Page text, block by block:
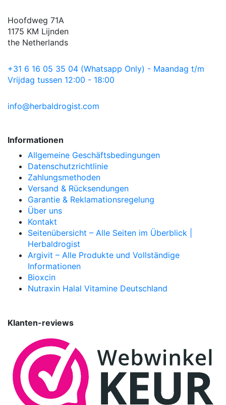
Hoofdweg 71A
1175 KM Lijnden
the Netherlands
+31 6 16 05 35 04 (Whatsapp Only) - Maandag t/m
Vrijdag tussen 12:00 - 18:00
info@herbaldrogist.com
Informationen
Allgemeine Geschäftsbedingungen
Datenschutzrichtlinie
Zahlungsmethoden
Versand & Rücksendungen
Garantie & Reklamationsregelung
Über uns
Kontakt
Seitenübersicht – Alle Seiten im Überblick |
Herbaldrogist
Argivit – Alle Produkte und Vollständige
Informationen
Bioxcin
Nutraxin Halal Vitamine Deutschland
Klanten-reviews